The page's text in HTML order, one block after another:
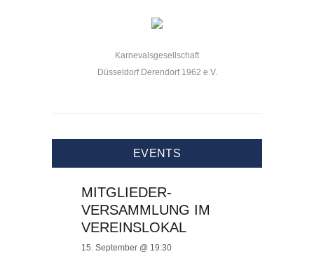
Karnevalsgesellschaft
Düsseldorf Derendorf 1962 e.V.
EVENTS
MITGLIEDER-
VERSAMMLUNG IM
VEREINSLOKAL
15. September @ 19:30